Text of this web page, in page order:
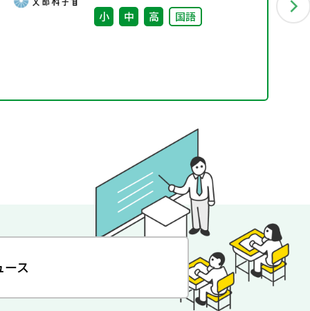
小 中 高 国語
ース